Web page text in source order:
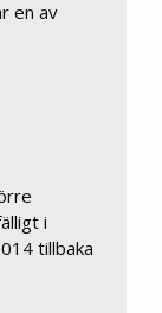
en av
i
tillbaka